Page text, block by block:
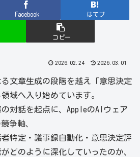
Facebook はてブ
コピー
2026.02.24 2026.03.01
文章生成の段階を越え「意思決定
域へ入り始めています。
対話を起点に、AppleのAIウェア
争軸、
特定・議事録自動化・意思決定評
どのように深化していったのか、